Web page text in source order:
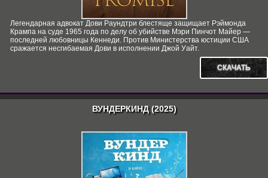
Легендарная адвокат Дови Раундтри блестяще защищает Рэймонда
Крампа на суде 1965 года по делу об убийстве Мэри Пинчот Майер —
последней любовницы Кеннеди. Против Министерства юстиции США
сражается несгибаемая Дови в исполнении Джой Уайт.
СКАЧАТЬ
ВУНДЕРКИНД (2025)